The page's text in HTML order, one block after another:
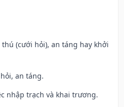
(cưới hỏi), an táng hay khởi
an táng.
nhập trạch và khai trương.